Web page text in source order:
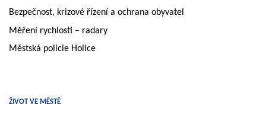
Bezpečnost, krizové řízení a ochrana obyvatel
Měření rychlosti – radary
Městská policie Holice
ŽIVOT VE MĚSTĚ